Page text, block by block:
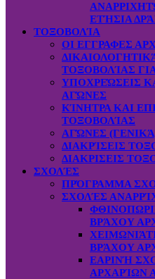
ΕΤΉΣΙΑ
ΤΟΞΟΒΟΛΊΑ
ΟΙ ΕΓΓΡΑΦΕΣ
ΤΟΞΟΒΟΛΊΑΣ
ΥΠΟΧΡΕΏΣΕΙΣ
ΑΓΏΝΕΣ
ΚΊΝΗΤΡΑ ΚΑΙ
ΤΟΞΟΒΟΛΊΑΣ
ΑΓΏΝΕΣ
ΔΙΑΚΡΊΣΕΙΣ
ΔΙΑΚΡΙΣΕΙΣ
ΣΧΟΛΈΣ
ΠΡΌΓΡΑΜΜΑ
ΣΧΟΛΈΣ
ΒΡΆΧΟΥ
ΒΡΆΧΟΥ
ΕΑΡΙΝΉ
ΑΡΧΑΡΊΩΝ